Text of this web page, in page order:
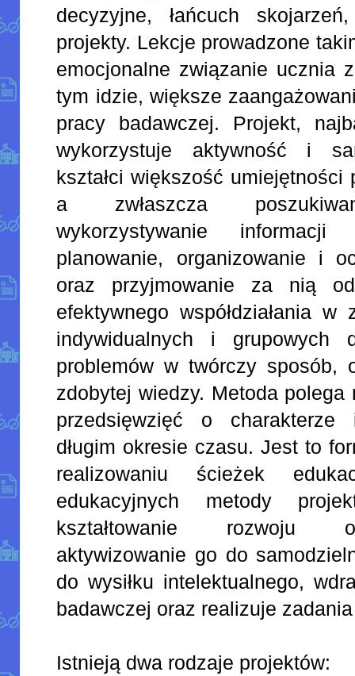
decyzyjne, łańcuch
projekty. Lekcje prowadzone
emocjonalne związanie ucznia
tym idzie, większe
pracy badawczej. Projekt,
wykorzystuje aktywność i
kształci większość umiejętności
a zwłaszcza
wykorzystywanie
planowanie, organizowanie i
oraz przyjmowanie za nią
efektywnego współdziałania w
indywidualnych i grupowych
problemów w twórczy sposób,
zdobytej wiedzy. Metoda
przedsięwzięć o charakterze
długim okresie czasu. Jest to
realizowaniu ścieżek
edukacyjnych metody
kształtowanie rozwoju
aktywizowanie go do
do wysiłku intelektualnego,
badawczej oraz realizuje
Istnieją dwa rodzaje projektów: